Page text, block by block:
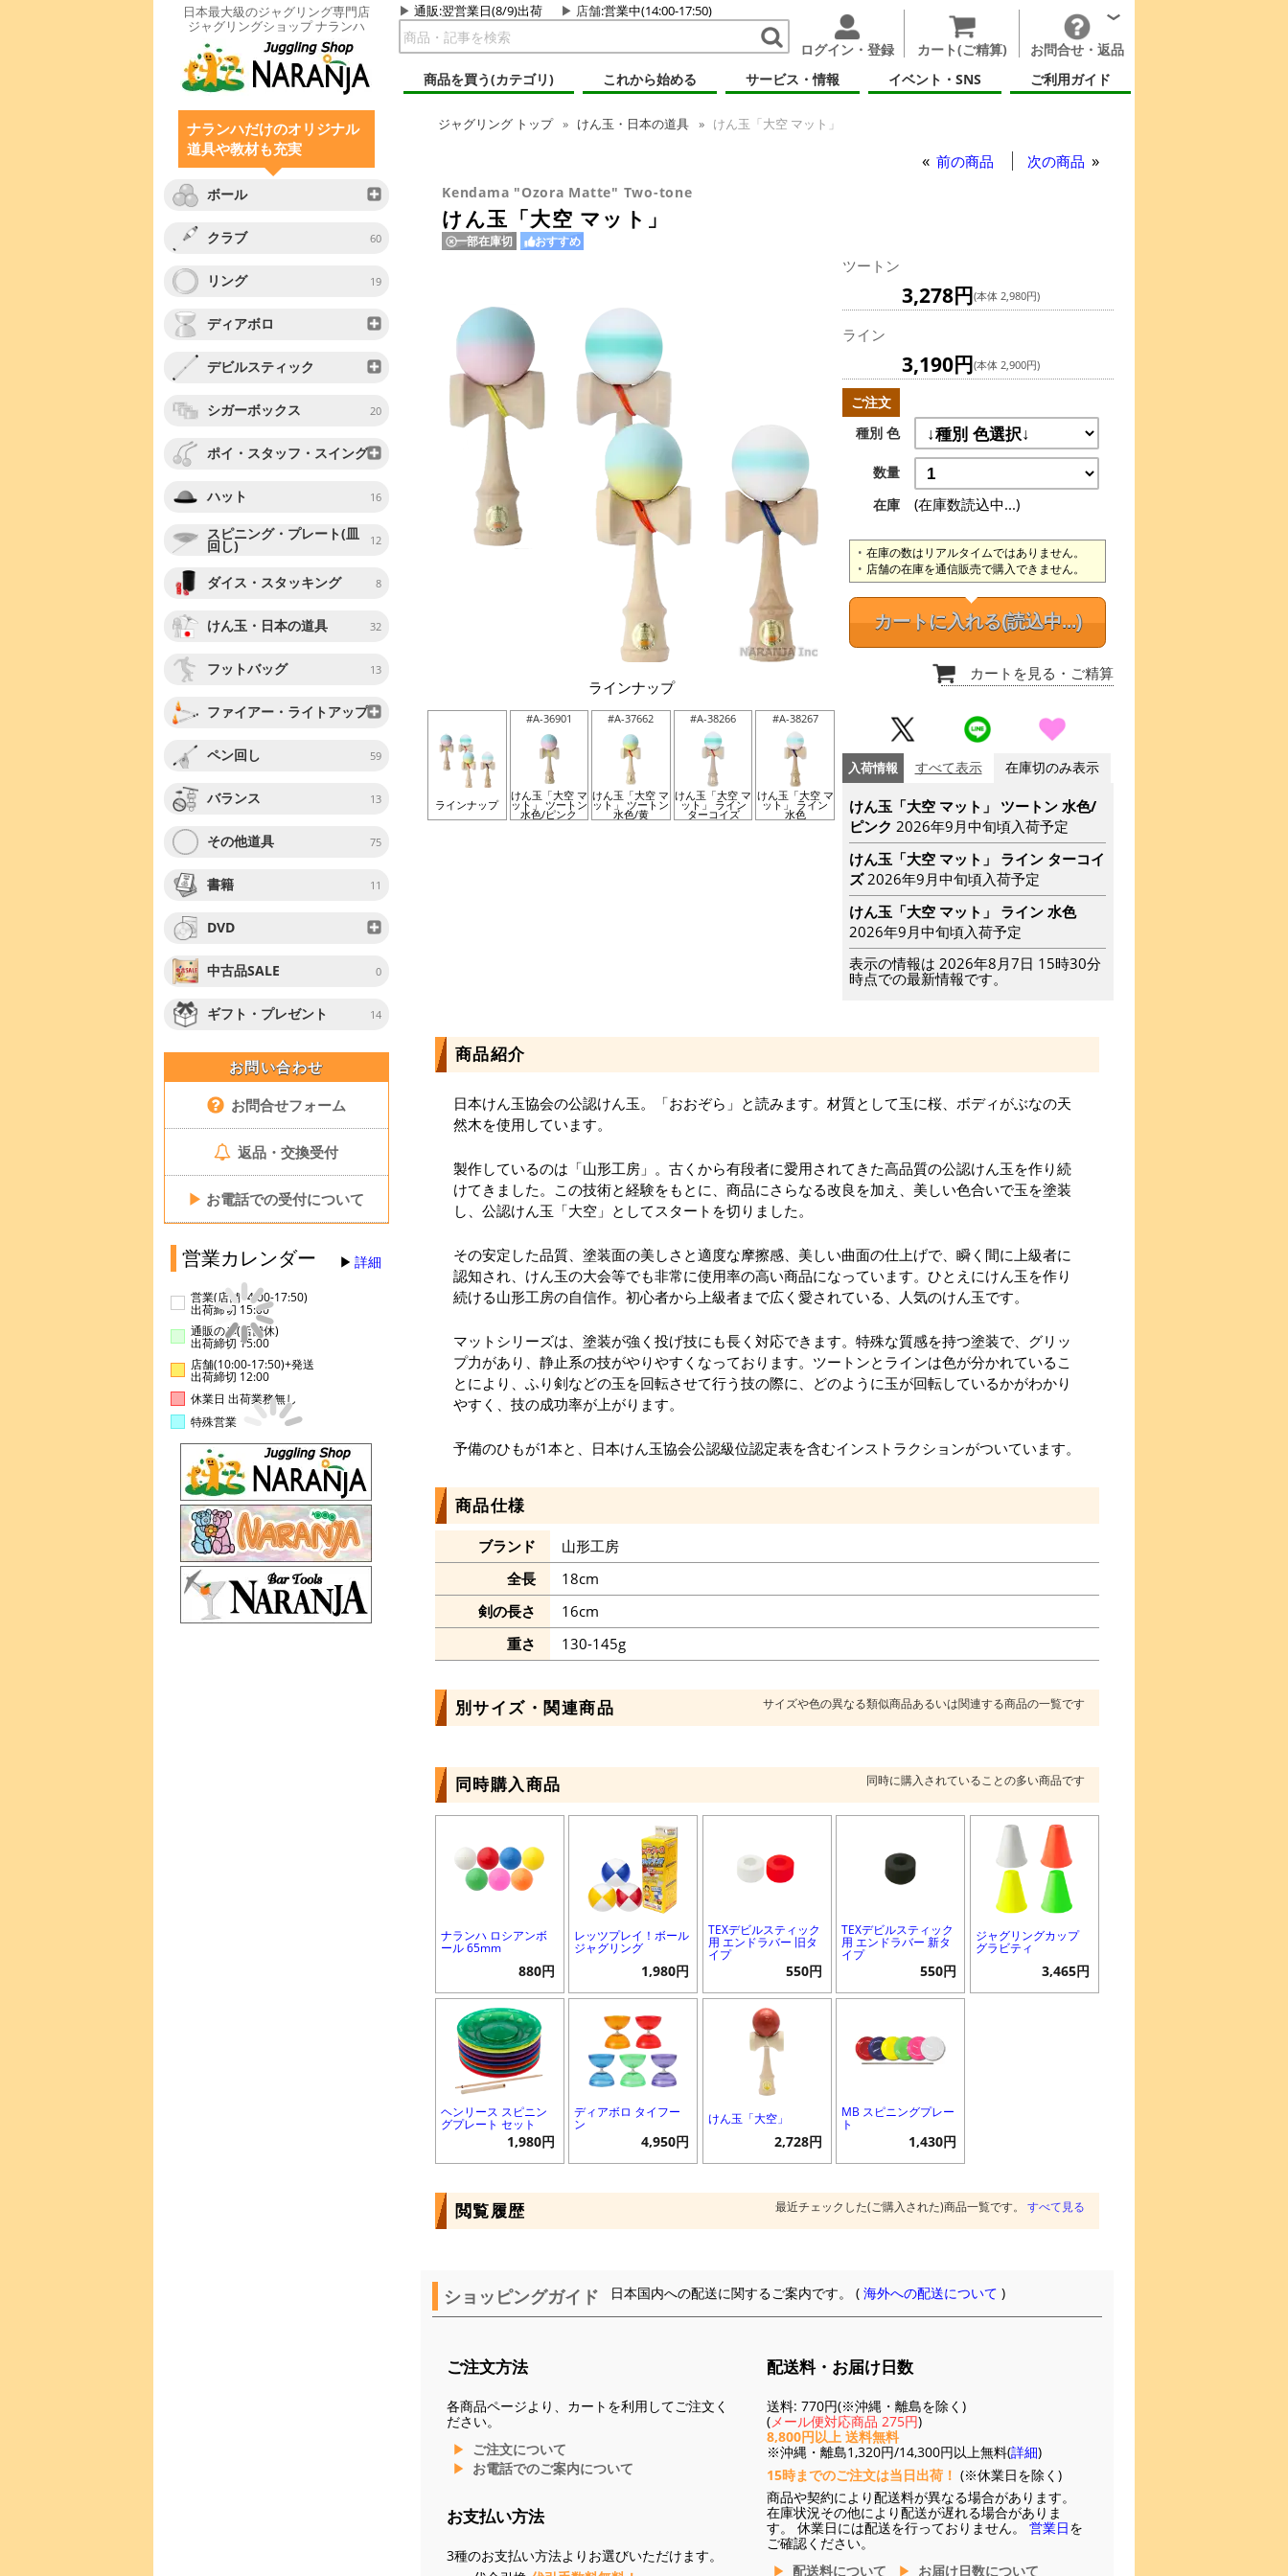
日本最大級のジャグリング専門店
ジャグリングショップ ナランハ
通販:翌営業日(8/9)出荷 店舗:営業中(14:00-17:50)
ログイン・登録 カート(ご精算)
お問合せ・返品
商品を買う(カテゴリ)
これから始める サービス・情報 イベント・SNS ご利用ガイド
ナランハだけのオリジナル
道具や教材も充実
ボール
クラブ 60
リング 19
ディアボロ
デビルスティック
シガーボックス 20
ポイ・スタッフ・スイング
ハット 16
スピニング・プレート(皿
回し) 12
ダイス・スタッキング 8
けん玉・日本の道具 32
フットバッグ 13
ファイアー・ライトアップ
ペン回し 59
バランス 13
その他道具 75
書籍 11
DVD
中古品SALE 0
ギフト・プレゼント 14
お問い合わせ
お問合せフォーム
返品・交換受付
▶ お電話での受付について
営業カレンダー 詳細
営業(店舗14:00-17:50)
出荷締切 15:00
通販のみ(店舗休)
出荷締切 15:00
店舗(10:00-17:50)+発送
出荷締切 12:00
休業日 出荷業務無し
特殊営業
ジャグリング トップ けん玉・日本の道具 けん玉「大空 マット」
前の商品 次の商品
Kendama "Ozora Matte" Two-tone
けん玉「大空 マット」
一部在庫切 おすすめ
ラインナップ
ラインナップ
#A-36901
けん玉「大空 マ
ット」 ツートン
水色/ピンク
#A-37662
けん玉「大空 マ
ット」 ツートン
水色/黄
#A-38266
けん玉「大空 マ
ット」 ライン
ターコイズ
#A-38267
けん玉「大空 マ
ット」 ライン
水色
ツートン
3,278円(本体 2,980円)
ライン
3,190円(本体 2,900円)
ご注文
種別 色
数量
在庫
(在庫数読込中...)
在庫の数はリアルタイムではありません。
店舗の在庫を通信販売で購入できません。
カートに入れる(読込中...)
カートを見る ・ご精算
入荷情報 すべて表示 在庫切のみ表示
けん玉「大空 マット」 ツートン 水色/
ピンク 2026年9月中旬頃入荷予定
けん玉「大空 マット」 ライン ターコイ
ズ 2026年9月中旬頃入荷予定
けん玉「大空 マット」 ライン 水色
2026年9月中旬頃入荷予定
表示の情報は 2026年8月7日 15時30分
時点での最新情報です。
商品紹介
日本けん玉協会の公認けん玉。「おおぞら」と読みます。材質として玉に桜、ボディがぶなの天
然木を使用しています。
製作しているのは「山形工房」。古くから有段者に愛用されてきた高品質の公認けん玉を作り続
けてきました。この技術と経験をもとに、商品にさらなる改良を加え、美しい色合いで玉を塗装
し、公認けん玉「大空」としてスタートを切りました。
その安定した品質、塗装面の美しさと適度な摩擦感、美しい曲面の仕上げで、瞬く間に上級者に
認知され、けん玉の大会等でも非常に使用率の高い商品になっています。ひとえにけん玉を作り
続ける山形工房の自信作。初心者から上級者まで広く愛されている、人気のけん玉です。
マットシリーズは、塗装が強く投げ技にも長く対応できます。特殊な質感を持つ塗装で、グリッ
プ力があり、静止系の技がやりやすくなっております。ツートンとラインは色が分かれているこ
とにより、ふり剣などの玉を回転させて行う技の際に、どのように玉が回転しているかがわかり
やすく、技の成功率が上がります。
予備のひもが1本と、日本けん玉協会公認級位認定表を含むインストラクションがついています。
商品仕様
ブランド
山形工房
全長
18cm
剣の長さ
16cm
重さ
130-145g
別サイズ・関連商品 サイズや色の異なる類似商品あるいは関連する商品の一覧です
同時購入商品 同時に購入されていることの多い商品です
ナランハ ロシアンボ
ール 65mm
880円
レッツプレイ！ボール
ジャグリング
1,980円
TEXデビルスティック
用 エンドラバー 旧タ
イプ
550円
TEXデビルスティック
用 エンドラバー 新タ
イプ
550円
ジャグリングカップ
グラビティ
3,465円
ヘンリース スピニン
グプレート セット
1,980円
ディアボロ タイフー
ン
4,950円
けん玉「大空」
2,728円
MB スピニングプレー
ト
1,430円
閲覧履歴 最近チェックした(ご購入された)商品一覧です。 すべて見る
ショッピングガイド 日本国内への配送に関するご案内です。 (海外への配送について )
ご注文方法
各商品ページより、カートを利用してご注文く
ださい。
ご注文について
お電話でのご案内について
お支払い方法
3種のお支払い方法よりお選びいただけます。
配送料・お届け日数
送料: 770円(※沖縄・離島を除く)
(メール便対応商品 275円)
8,800円以上 送料無料
※沖縄・離島1,320円/14,300円以上無料(詳細)
15時までのご注文は当日出荷！ (※休業日を除く)
商品や契約により配送料が異なる場合があります。
在庫状況その他により配送が遅れる場合がありま
す。 休業日には配送を行っておりません。 営業日を
ご確認ください。
配送料について
お届け日数について